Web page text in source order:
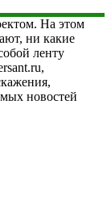
На этом
ни какие
ленту
новостей